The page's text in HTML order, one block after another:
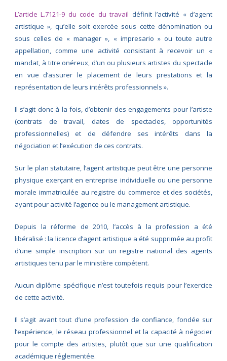
L’article L.7121‑9 du code du travail définit l’activité « d’agent
artistique », qu’elle soit exercée sous cette dénomination ou
sous celles de « manager », « impresario » ou toute autre
appellation, comme une activité consistant à recevoir un «
mandat, à titre onéreux, d’un ou plusieurs artistes du spectacle
en vue d’assurer le placement de leurs prestations et la
représentation de leurs intérêts professionnels ».
Il s’agit donc à la fois, d’obtenir des engagements pour l’artiste
(contrats de travail, dates de spectacles, opportunités
professionnelles) et de défendre ses intérêts dans la
négociation et l’exécution de ces contrats.
Sur le plan statutaire, l’agent artistique peut être une personne
physique exerçant en entreprise individuelle ou une personne
morale immatriculée au registre du commerce et des sociétés,
ayant pour activité l’agence ou le management artistique.
Depuis la réforme de 2010, l’accès à la profession a été
libéralisé : la licence d’agent artistique a été supprimée au profit
d’une simple inscription sur un registre national des agents
artistiques tenu par le ministère compétent.
Aucun diplôme spécifique n’est toutefois requis pour l’exercice
de cette activité.
Il s’agit avant tout d’une profession de confiance, fondée sur
l’expérience, le réseau professionnel et la capacité à négocier
pour le compte des artistes, plutôt que sur une qualification
académique réglementée.